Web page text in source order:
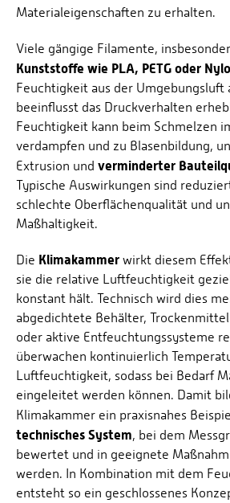
Materialeigenschaften zu erhalten.
Viele gängige Filamente,
Kunststoffe wie PLA, PETG oder
Feuchtigkeit aus der Umgebungsluft
beeinflusst das Druckverhalten
Feuchtigkeit kann beim Schmelzen
verdampfen und zu Blasenbildung,
Extrusion und verminderter
Typische Auswirkungen sind
schlechte Oberflächenqualität und
Maßhaltigkeit.
Die Klimakammer wirkt diesem
sie die relative Luftfeuchtigkeit
konstant hält. Technisch wird dies
abgedichtete Behälter, Trockenmittel
oder aktive Entfeuchtungssysteme
überwachen kontinuierlich
Luftfeuchtigkeit, sodass bei Bedarf
eingeleitet werden können. Damit
Klimakammer ein praxisnahes
technisches System, bei dem
bewertet und in geeignete
werden. In Kombination mit dem
entsteht so ein geschlossenes